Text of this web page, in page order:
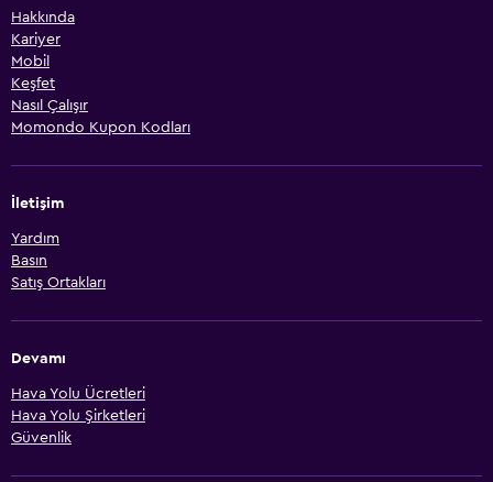
Hakkında
Kariyer
Mobil
Keşfet
Nasıl Çalışır
Momondo Kupon Kodları
İletişim
Yardım
Basın
Satış Ortakları
Devamı
Hava Yolu Ücretleri
Hava Yolu Şirketleri
Güvenlik